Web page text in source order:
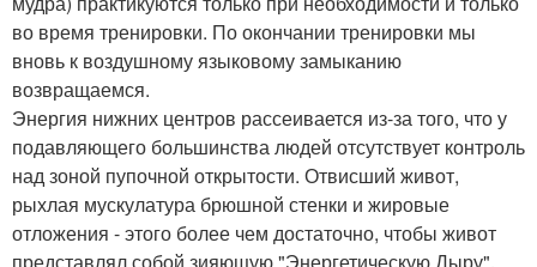
во время тренировки. По окончании тренировки мы
вновь к воздушному языковому замыканию
возвращаемся.
Энергия нижних центров рассеивается из-за того, что у
подавляющего большинства людей отсутствует контроль
над зоной пупочной открытости. Отвисший живот,
рыхлая мускулатура брюшной стенки и жировые
отложения - этого более чем достаточно, чтобы живот